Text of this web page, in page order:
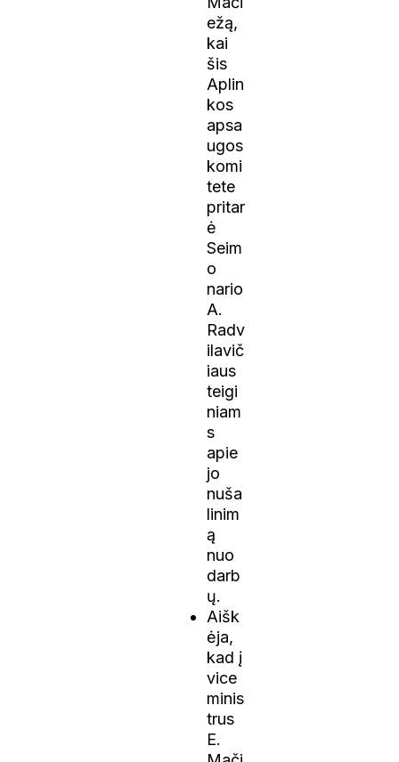
ežą,
kai
šis
Aplin
kos
apsa
ugos
komi
tete
pritar
ė
Seim
o
nario
A.
Radv
ilavič
iaus
teigi
niam
s
apie
jo
nuša
linim
ą
nuo
darb
ų.
Aišk
ėja,
kad į
vice
minis
trus
E.